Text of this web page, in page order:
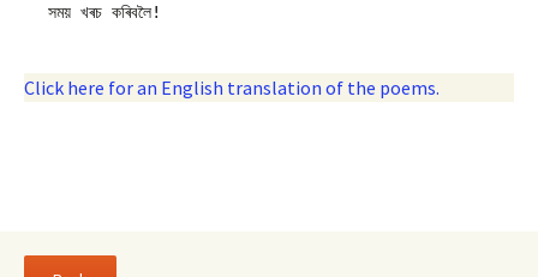
সময় খৰচ কৰিবলৈ!
Click here for an English translation of the poems.